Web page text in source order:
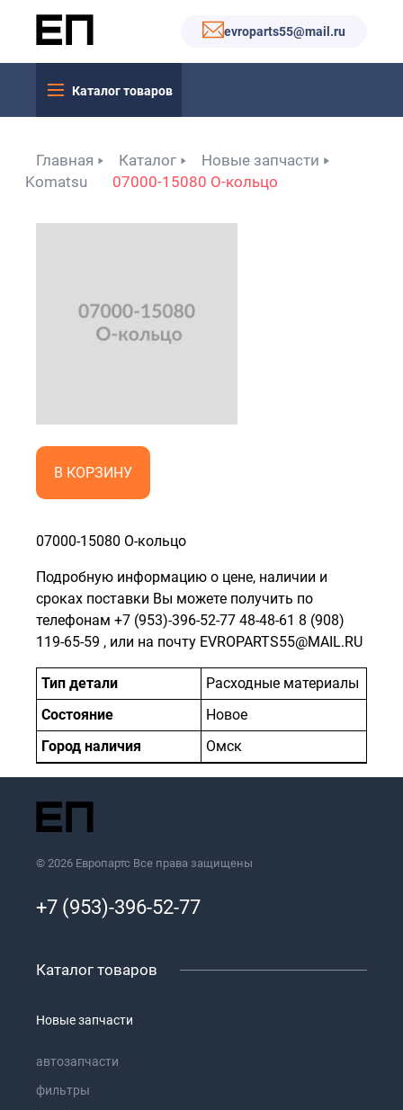
evroparts55@mail.ru
Каталог товаров
Главная Каталог
Новые запчасти
Komatsu
07000-15080 О-кольцо
В КОРЗИНУ
07000-15080 О-кольцо
Подробную информацию о цене, наличии и
сроках поставки Вы можете получить по
телефонам +7 (953)-396-52-77 48-48-61 8 (908)
119-65-59 , или на почту EVROPARTS55@MAIL.RU
Тип детали
Расходные материалы
Состояние
Новое
Город наличия
Омск
© 2026 Европартс Все права защищены
+7 (953)-396-52-77
Каталог товаров
Новые запчасти
автозапчасти
фильтры